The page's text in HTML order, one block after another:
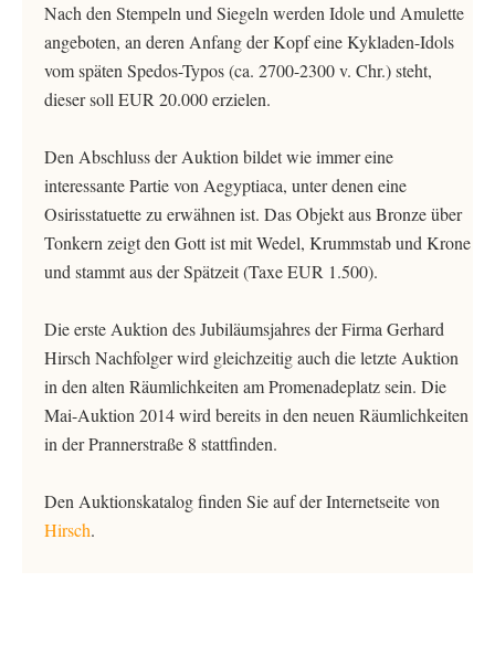
Nach den Stempeln und Siegeln werden Idole und Amulette
angeboten, an deren Anfang der Kopf eine Kykladen-Idols
vom späten Spedos-Typos (ca. 2700-2300 v. Chr.) steht,
dieser soll EUR 20.000 erzielen.
Den Abschluss der Auktion bildet wie immer eine
interessante Partie von Aegyptiaca, unter denen eine
Osirisstatuette zu erwähnen ist. Das Objekt aus Bronze über
Tonkern zeigt den Gott ist mit Wedel, Krummstab und Krone
und stammt aus der Spätzeit (Taxe EUR 1.500).
Die erste Auktion des Jubiläumsjahres der Firma Gerhard
Hirsch Nachfolger wird gleichzeitig auch die letzte Auktion
in den alten Räumlichkeiten am Promenadeplatz sein. Die
Mai-Auktion 2014 wird bereits in den neuen Räumlichkeiten
in der Prannerstraße 8 stattfinden.
Den Auktionskatalog finden Sie auf der Internetseite von
Hirsch.